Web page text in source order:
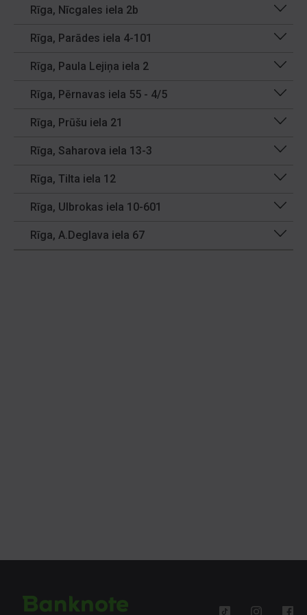
Rīga, Nīcgales iela 2b
Rīga, Parādes iela 4-101
Rīga, Paula Lejiņa iela 2
Rīga, Pērnavas iela 55 - 4/5
Rīga, Prūšu iela 21
Rīga, Saharova iela 13-3
Rīga, Tilta iela 12
Rīga, Ulbrokas iela 10-601
Rīga, A.Deglava iela 67